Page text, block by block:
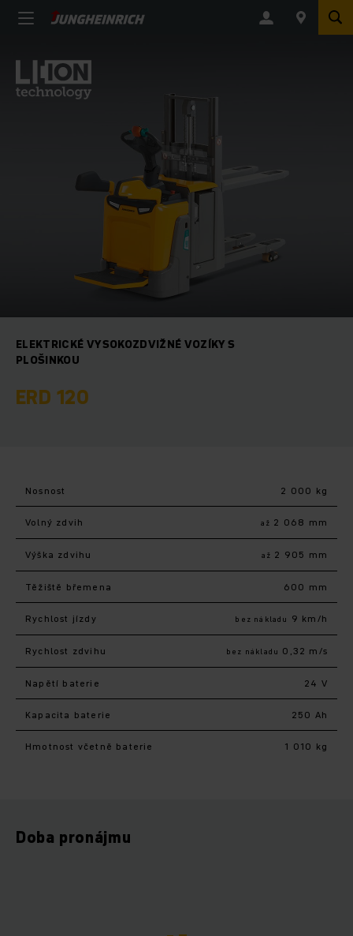
ELEKTRICKÉ VYSOKOZDVIŽNÉ VOZÍKY S
PLOŠINKOU
ERD 120
Nosnost 2 000 kg
Volný zdvih až 2 068 mm
Výška zdvihu až 2 905 mm
Těžiště břemena 600 mm
Rychlost jízdy bez nákladu 9 km/h
Rychlost zdvihu bez nákladu 0,32 m/s
Napětí baterie 24 V
Kapacita baterie 250 Ah
Hmotnost včetně baterie 1 010 kg
Doba pronájmu